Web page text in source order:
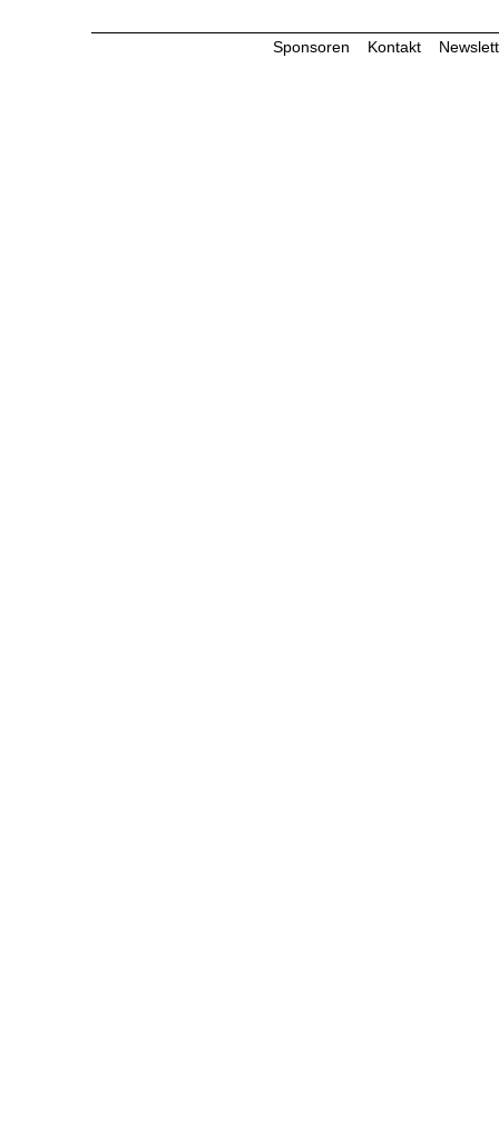
Sponsoren Kontakt